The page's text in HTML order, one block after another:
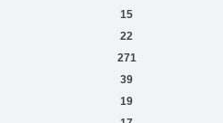
15
22
271
39
19